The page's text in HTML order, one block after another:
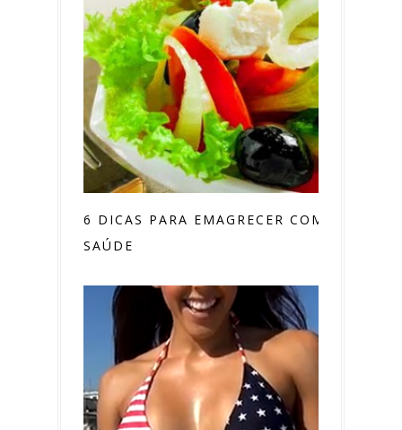
6 DICAS PARA EMAGRECER COM
SAÚDE